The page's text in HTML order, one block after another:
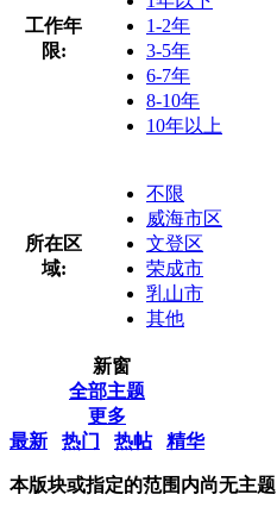
工作年
限:
1-2年
3-5年
6-7年
8-10年
10年以上
所在区
域:
不限
威海市区
文登区
荣成市
乳山市
其他
新窗
全部主题
更多
最新
热门 热帖 精华
本版块或指定的范围内尚无主题